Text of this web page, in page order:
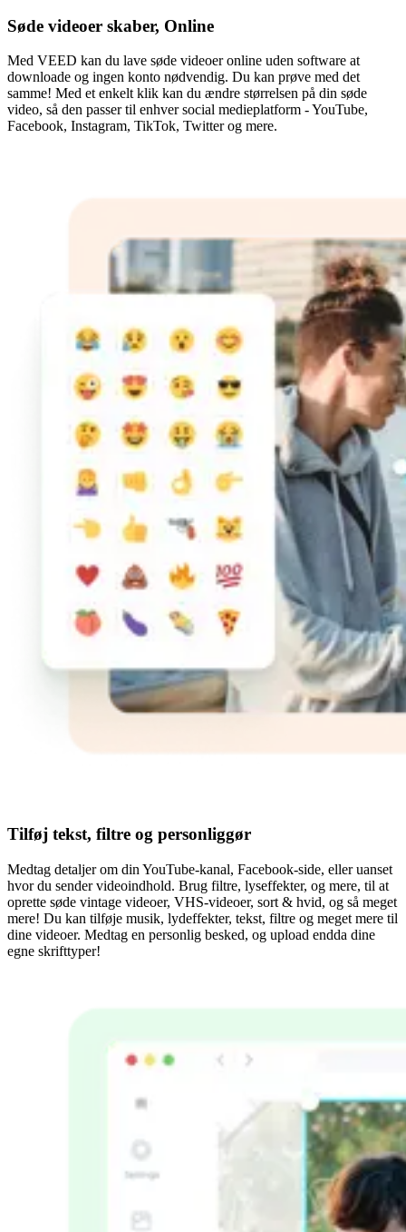
Søde videoer skaber, Online
Med VEED kan du lave søde videoer online uden software at
downloade og ingen konto nødvendig. Du kan prøve med det
samme! Med et enkelt klik kan du ændre størrelsen på din søde
video, så den passer til enhver social medieplatform - YouTube,
Facebook, Instagram, TikTok, Twitter og mere.
Tilføj tekst, filtre og personliggør
Medtag detaljer om din YouTube-kanal, Facebook-side, eller uanset
hvor du sender videoindhold. Brug filtre, lyseffekter, og mere, til at
oprette søde vintage videoer, VHS-videoer, sort & hvid, og så meget
mere! Du kan tilføje musik, lydeffekter, tekst, filtre og meget mere til
dine videoer. Medtag en personlig besked, og upload endda dine
egne skrifttyper!